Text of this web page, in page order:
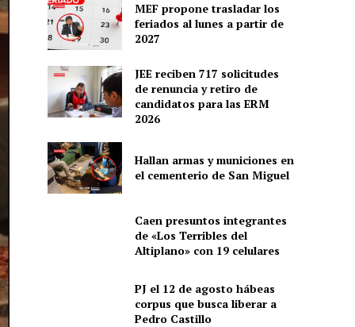
MEF propone trasladar los
feriados al lunes a partir de
2027
JEE reciben 717 solicitudes
de renuncia y retiro de
candidatos para las ERM
2026
Hallan armas y municiones en
el cementerio de San Miguel
Caen presuntos integrantes
de «Los Terribles del
Altiplano» con 19 celulares
PJ el 12 de agosto hábeas
corpus que busca liberar a
Pedro Castillo